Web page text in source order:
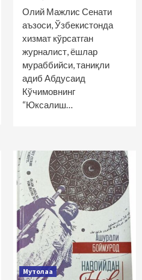
Олий Мажлис Сенати
аъзоси, Ўзбекистонда
хизмат кўрсатган
журналист, ёшлар
мураббийси, таниқли
адиб Абдусаид
Кўчимовнинг
“Юксалиш…
Мутолаа